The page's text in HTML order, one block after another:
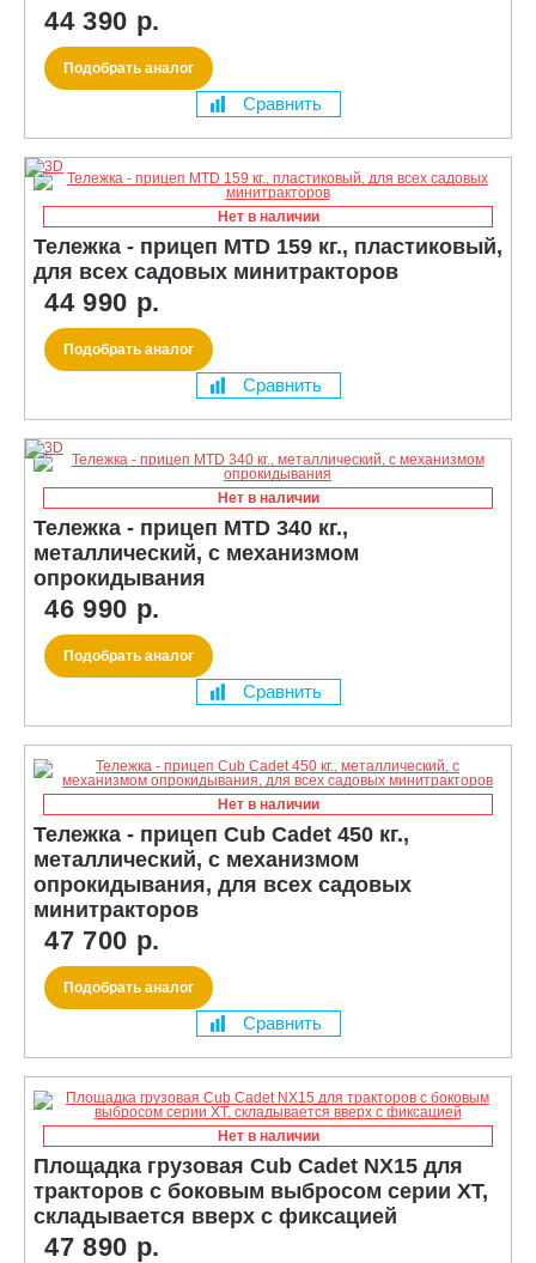
44 390 р.
Подобрать аналог
Сравнить
Нет в наличии
Тележка - прицеп MTD 159 кг., пластиковый,
для всех садовых минитракторов
44 990 р.
Подобрать аналог
Сравнить
Нет в наличии
Тележка - прицеп MTD 340 кг.,
металлический, с механизмом
опрокидывания
46 990 р.
Подобрать аналог
Сравнить
Нет в наличии
Тележка - прицеп Cub Cadet 450 кг.,
металлический, с механизмом
опрокидывания, для всех садовых
минитракторов
47 700 р.
Подобрать аналог
Сравнить
Нет в наличии
Площадка грузовая Cub Cadet NX15 для
тракторов с боковым выбросом серии XT,
складывается вверх с фиксацией
47 890 р.